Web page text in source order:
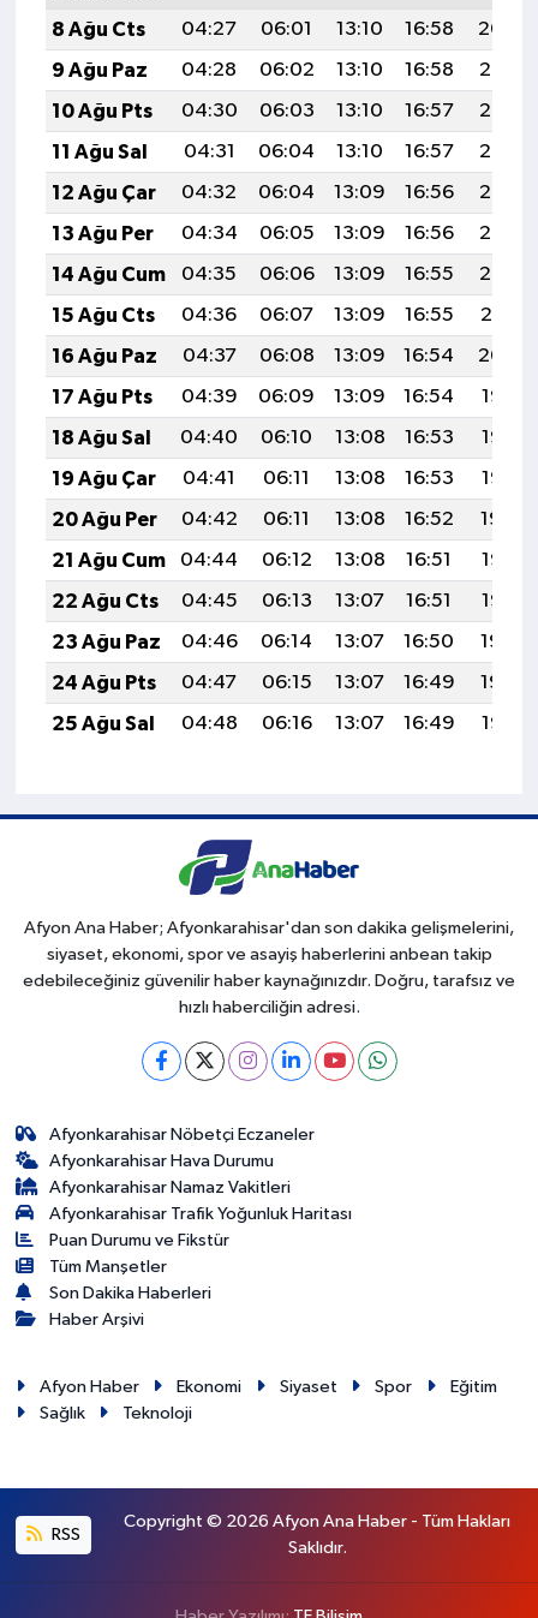
8 Ağu Cts
04:27 06:01 13:10 16:58
20:09
9 Ağu Paz
04:28 06:02 13:10 16:58
20:08
10 Ağu Pts
04:30 06:03 13:10 16:57
20:07
11 Ağu Sal
04:31 06:04 13:10 16:57
20:06
12 Ağu Çar
04:32 06:04 13:09 16:56
20:05
13 Ağu Per
04:34 06:05 13:09 16:56
20:03
14 Ağu Cum
04:35 06:06 13:09 16:55
20:02
15 Ağu Cts
04:36 06:07 13:09 16:55
20:01
16 Ağu Paz
04:37 06:08 13:09 16:54
20:00
17 Ağu Pts
04:39 06:09 13:09 16:54
19:58
18 Ağu Sal
04:40 06:10 13:08 16:53
19:57
19 Ağu Çar
04:41 06:11 13:08 16:53
19:56
20 Ağu Per
04:42 06:11 13:08 16:52
19:54
21 Ağu Cum
04:44 06:12 13:08 16:51
19:53
22 Ağu Cts
04:45 06:13 13:07 16:51
19:52
23 Ağu Paz
04:46 06:14 13:07 16:50
19:50
24 Ağu Pts
04:47 06:15 13:07 16:49
19:49
25 Ağu Sal
04:48 06:16 13:07 16:49 19:47
Afyon Ana Haber; Afyonkarahisar'dan son dakika gelişmelerini,
siyaset, ekonomi, spor ve asayiş haberlerini anbean takip
edebileceğiniz güvenilir haber kaynağınızdır. Doğru, tarafsız ve
hızlı haberciliğin adresi.
Afyonkarahisar Nöbetçi Eczaneler
Afyonkarahisar Hava Durumu
Afyonkarahisar Namaz Vakitleri
Afyonkarahisar Trafik Yoğunluk Haritası
Puan Durumu ve Fikstür
Tüm Manşetler
Son Dakika Haberleri
Haber Arşivi
Afyon Haber Ekonomi Siyaset Spor
Eğitim
Sağlık
Teknoloji
RSS
Copyright © 2026 Afyon Ana Haber - Tüm Hakları
Saklıdır.